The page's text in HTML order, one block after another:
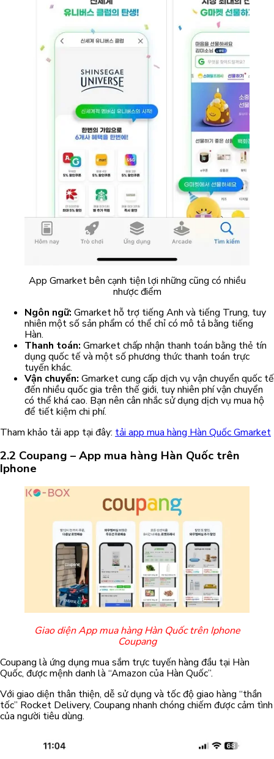
App Gmarket bên cạnh tiện lợi những cũng có nhiều
nhược điểm
Ngôn ngữ: Gmarket hỗ trợ tiếng Anh và tiếng Trung, tuy
nhiên một số sản phẩm có thể chỉ có mô tả bằng tiếng
Hàn.
Thanh toán: Gmarket chấp nhận thanh toán bằng thẻ tín
dụng quốc tế và một số phương thức thanh toán trực
tuyến khác.
Vận chuyển: Gmarket cung cấp dịch vụ vận chuyển quốc tế
đến nhiều quốc gia trên thế giới, tuy nhiên phí vận chuyển
có thể khá cao. Bạn nên cân nhắc sử dụng dịch vụ mua hộ
để tiết kiệm chi phí.
Tham khảo tải app tại đây: tải app mua hàng Hàn Quốc Gmarket
2.2 Coupang – App mua hàng Hàn Quốc trên
Iphone
Giao diện App mua hàng Hàn Quốc trên Iphone
Coupang
Coupang là ứng dụng mua sắm trực tuyến hàng đầu tại Hàn
Quốc, được mệnh danh là “Amazon của Hàn Quốc”.
Với giao diện thân thiện, dễ sử dụng và tốc độ giao hàng “thần
tốc” Rocket Delivery, Coupang nhanh chóng chiếm được cảm tình
của người tiêu dùng.